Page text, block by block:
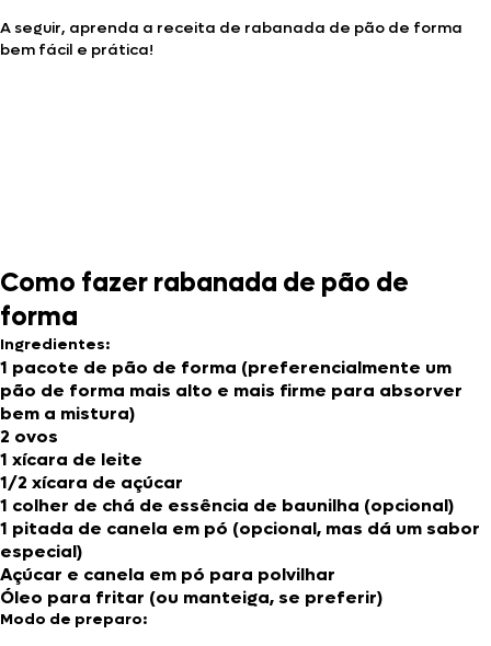
A seguir, aprenda a receita de rabanada de pão de forma
bem fácil e prática!
Como fazer rabanada de pão de
forma
Ingredientes:
1 pacote de pão de forma (preferencialmente um
pão de forma mais alto e mais firme para absorver
bem a mistura)
2 ovos
1 xícara de leite
1/2 xícara de açúcar
1 colher de chá de essência de baunilha (opcional)
1 pitada de canela em pó (opcional, mas dá um sabor
especial)
Açúcar e canela em pó para polvilhar
Óleo para fritar (ou manteiga, se preferir)
Modo de preparo: